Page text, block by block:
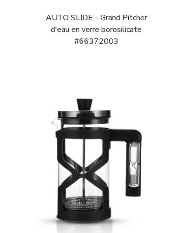
AUTO SLIDE - Grand Pitcher
d'eau en verre borosilicate
#66372003